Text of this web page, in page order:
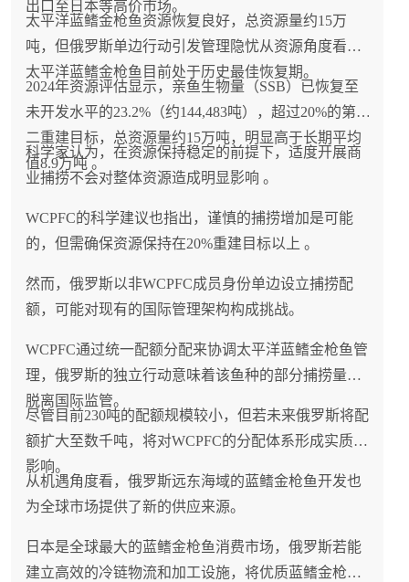
出口至日本等高价市场。
太平洋蓝鳍金枪鱼资源恢复良好，总资源量约15万
吨，但俄罗斯单边行动引发管理隐忧从资源角度看，
太平洋蓝鳍金枪鱼目前处于历史最佳恢复期。
2024年资源评估显示，亲鱼生物量（SSB）已恢复至
未开发水平的23.2%（约144,483吨），超过20%的第
二重建目标，总资源量约15万吨，明显高于长期平均
值8.9万吨 。
科学家认为，在资源保持稳定的前提下，适度开展商
业捕捞不会对整体资源造成明显影响 。
WCPFC的科学建议也指出，谨慎的捕捞增加是可能
的，但需确保资源保持在20%重建目标以上 。
然而，俄罗斯以非WCPFC成员身份单边设立捕捞配
额，可能对现有的国际管理架构构成挑战。
WCPFC通过统一配额分配来协调太平洋蓝鳍金枪鱼管
理，俄罗斯的独立行动意味着该鱼种的部分捕捞量将
脱离国际监管。
尽管目前230吨的配额规模较小，但若未来俄罗斯将配
额扩大至数千吨，将对WCPFC的分配体系形成实质性
影响。
从机遇角度看，俄罗斯远东海域的蓝鳍金枪鱼开发也
为全球市场提供了新的供应来源。
日本是全球最大的蓝鳍金枪鱼消费市场，俄罗斯若能
建立高效的冷链物流和加工设施，将优质蓝鳍金枪鱼